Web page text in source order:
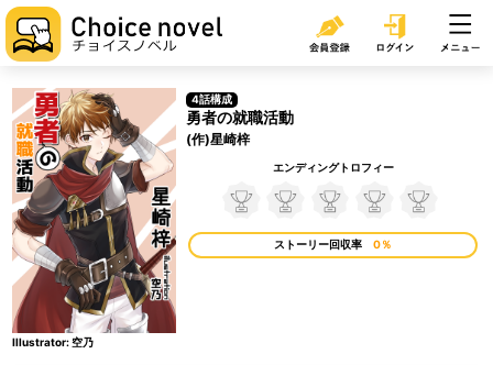
Illustrator: 空乃
4話構成
勇者の就職活動
(作)星崎梓
エンディングトロフィー
ストーリー回収率 0％